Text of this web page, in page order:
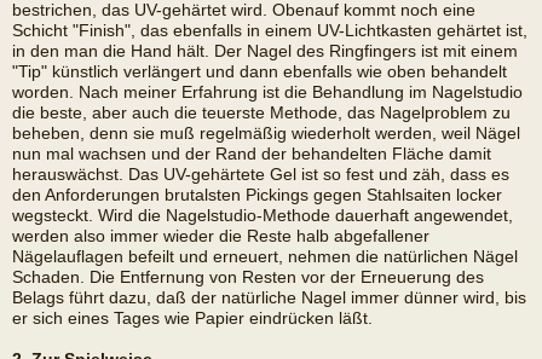
bestrichen, das UV-gehärtet wird. Obenauf kommt noch eine
Schicht "Finish", das ebenfalls in einem UV-Lichtkasten gehärtet ist,
in den man die Hand hält. Der Nagel des Ringfingers ist mit einem
"Tip" künstlich verlängert und dann ebenfalls wie oben behandelt
worden. Nach meiner Erfahrung ist die Behandlung im Nagelstudio
die beste, aber auch die teuerste Methode, das Nagelproblem zu
beheben, denn sie muß regelmäßig wiederholt werden, weil Nägel
nun mal wachsen und der Rand der behandelten Fläche damit
herauswächst. Das UV-gehärtete Gel ist so fest und zäh, dass es
den Anforderungen brutalsten Pickings gegen Stahlsaiten locker
wegsteckt. Wird die Nagelstudio-Methode dauerhaft angewendet,
werden also immer wieder die Reste halb abgefallener
Nägelauflagen befeilt und erneuert, nehmen die natürlichen Nägel
Schaden. Die Entfernung von Resten vor der Erneuerung des
Belags führt dazu, daß der natürliche Nagel immer dünner wird, bis
er sich eines Tages wie Papier eindrücken läßt.